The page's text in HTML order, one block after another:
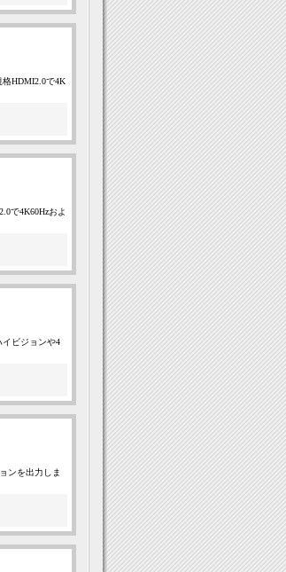
HDMI2.0で4K
で4K60Hzおよ
ビジョンや4
ンを出力しま